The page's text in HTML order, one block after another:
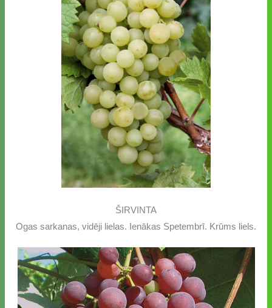
ŠIRVINTA
Ogas sarkanas, vidēji lielas. Ienākas Spetembrī. Krūms liels.